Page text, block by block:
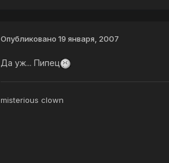
Опубликовано 19 января, 2007
Да уж... Пипец
misterious clown